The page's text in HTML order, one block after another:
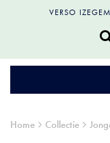
VERSO IZEGEM
Home Collectie